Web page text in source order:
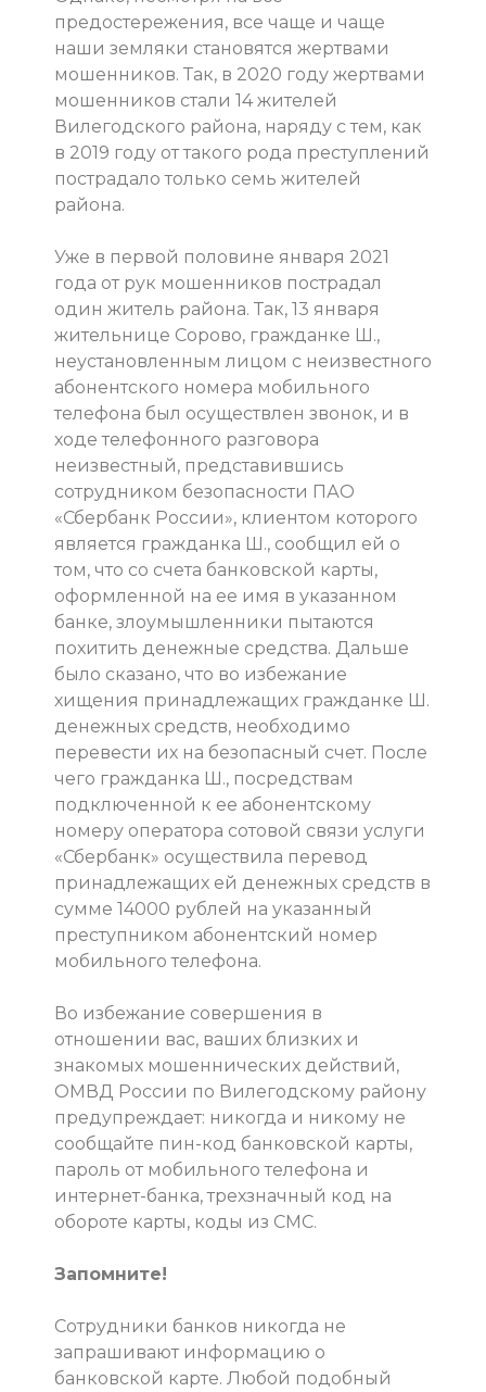
предостережения, все чаще и чаще
наши земляки становятся жертвами
мошенников. Так, в 2020 году жертвами
мошенников стали 14 жителей
Вилегодского района, наряду с тем, как
в 2019 году от такого рода преступлений
пострадало только семь жителей
района.
Уже в первой половине января 2021
года от рук мошенников пострадал
один житель района. Так, 13 января
жительнице Сорово, гражданке Ш.,
неустановленным лицом с неизвестного
абонентского номера мобильного
телефона был осуществлен звонок, и в
ходе телефонного разговора
неизвестный, представившись
сотрудником безопасности ПАО
«Сбербанк России», клиентом которого
является гражданка Ш., сообщил ей о
том, что со счета банковской карты,
оформленной на ее имя в указанном
банке, злоумышленники пытаются
похитить денежные средства. Дальше
было сказано, что во избежание
хищения принадлежащих гражданке Ш.
денежных средств, необходимо
перевести их на безопасный счет. После
чего гражданка Ш., посредствам
подключенной к ее абонентскому
номеру оператора сотовой связи услуги
«Сбербанк» осуществила перевод
принадлежащих ей денежных средств в
сумме 14000 рублей на указанный
преступником абонентский номер
мобильного телефона.
Во избежание совершения в
отношении вас, ваших близких и
знакомых мошеннических действий,
ОМВД России по Вилегодскому району
предупреждает: никогда и никому не
сообщайте пин-код банковской карты,
пароль от мобильного телефона и
интернет-банка, трехзначный код на
обороте карты, коды из СМС.
Запомните!
Сотрудники банков никогда не
запрашивают информацию о
банковской карте. Любой подобный